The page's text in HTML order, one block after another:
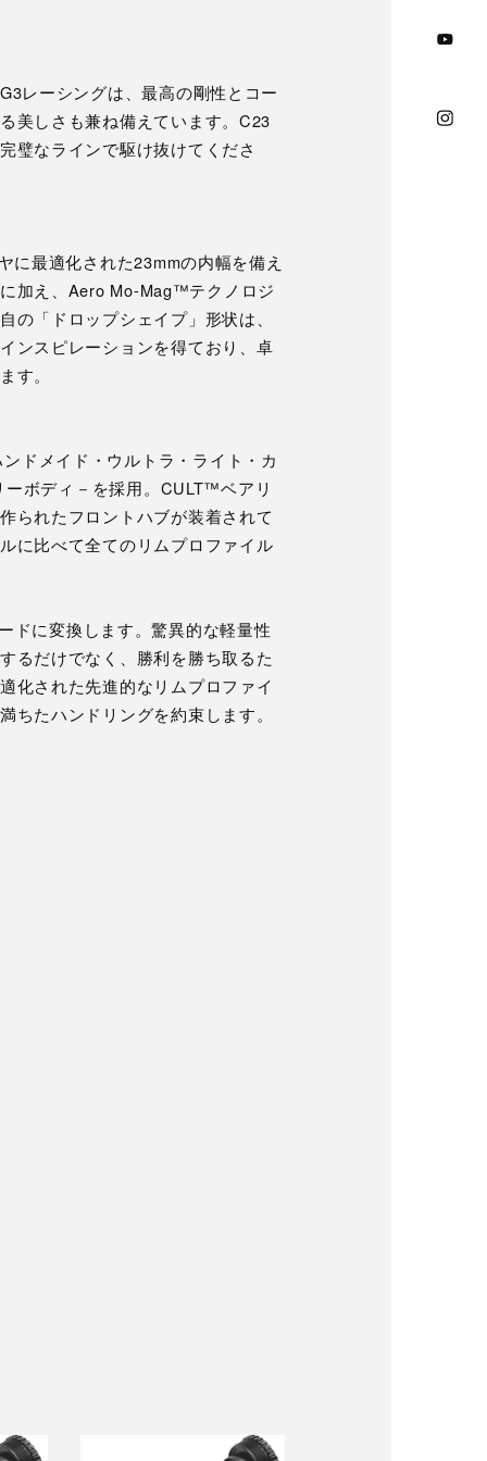
レーシングは、最高の剛性とコー
美しさも兼ね備えています。C23
璧なラインで駆け抜けてくださ
最適化された23mmの内幅を備え
加え、Aero Mo-Mag™テクノロジ
の「ドロップシェイプ」形状は、
ンスピレーションを得ており、卓
す。
ドメイド・ウルトラ・ライト・カ
ボディ－を採用。CULT™ベアリ
られたフロントハブが装着されて
に比べて全てのリムプロファイル
ドに変換します。驚異的な軽量性
るだけでなく、勝利を勝ち取るた
化された先進的なリムプロファイ
ちたハンドリングを約束します。